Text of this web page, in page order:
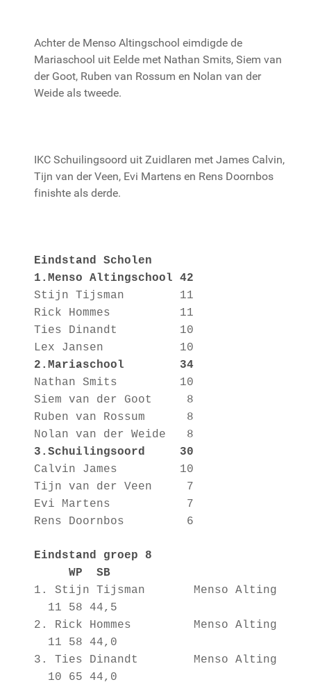
Achter de Menso Altingschool eimdigde de
Mariaschool uit Eelde met Nathan Smits, Siem van
der Goot, Ruben van Rossum en Nolan van der
Weide als tweede.
IKC Schuilingsoord uit Zuidlaren met James Calvin,
Tijn van der Veen, Evi Martens en Rens Doornbos
finishte als derde.
Eindstand Scholen
1.Menso Altingschool 42
Stijn Tijsman 11
Rick Hommes 11
Ties Dinandt 10
Lex Jansen 10
2.Mariaschool 34
Nathan Smits 10
Siem van der Goot 8
Ruben van Rossum 8
Nolan van der Weide 8
3.Schuilingsoord 30
Calvin James 10
Tijn van der Veen 7
Evi Martens 7
Rens Doornbos 6
Eindstand groep 8
WP SB
1. Stijn Tijsman Menso Alting
11 58 44,5
2. Rick Hommes Menso Alting
11 58 44,0
3. Ties Dinandt Menso Alting
10 65 44,0